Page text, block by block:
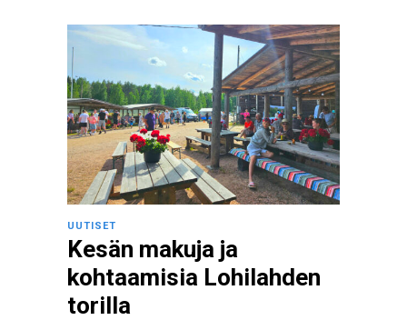
UUTISET
Kesän makuja ja
kohtaamisia Lohilahden
torilla